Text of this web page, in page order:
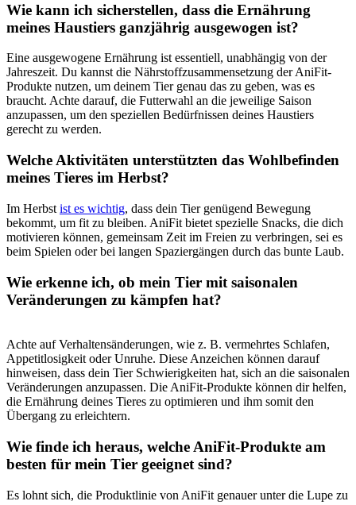
Wie kann ich sicherstellen, dass die Ernährung ​
meines Haustiers ⁤ganzjährig ausgewogen ist?
Eine ausgewogene Ernährung ist essentiell, unabhängig von der
Jahreszeit. Du kannst die Nährstoffzusammensetzung der AniFit-
Produkte nutzen, um deinem Tier genau das​ zu ⁢geben, was es
braucht. Achte darauf, die Futterwahl an die jeweilige Saison
anzupassen, um den speziellen Bedürfnissen‍ deines Haustiers
gerecht zu werden.
Welche Aktivitäten unterstützten das Wohlbefinden
meines Tieres im Herbst?
Im ‍Herbst ist es wichtig, dass dein Tier genügend Bewegung
bekommt, um fit zu⁢ bleiben. AniFit bietet​ spezielle Snacks, die dich
motivieren können, gemeinsam Zeit im Freien zu verbringen, sei ⁤es
beim Spielen oder bei langen Spaziergängen durch das bunte Laub.
Wie erkenne ich, ob mein Tier mit saisonalen
Veränderungen zu kämpfen hat?
Achte ⁢auf Verhaltensänderungen, wie z. ⁣B. vermehrtes Schlafen,
Appetitlosigkeit oder Unruhe. Diese Anzeichen können darauf
hinweisen, dass dein Tier ⁤Schwierigkeiten hat, sich ⁢an die saisonalen
Veränderungen anzupassen. Die AniFit-Produkte können dir helfen,
die ​Ernährung deines Tieres zu optimieren und ihm somit den
Übergang zu erleichtern.
Wie finde ich heraus, welche AniFit-Produkte am
besten für mein Tier geeignet sind?
Es lohnt sich, die Produktlinie von AniFit genauer ⁤unter die Lupe ⁢zu